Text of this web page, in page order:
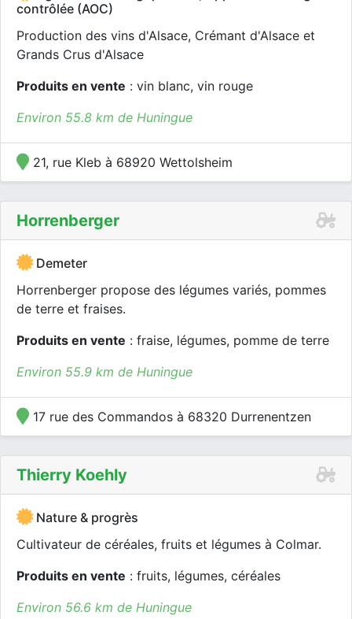
contrôlée (AOC)
Production des vins d'Alsace, Crémant d'Alsace et
Grands Crus d'Alsace
Produits en vente : vin blanc, vin rouge
Environ 55.8 km de Huningue
21, rue Kleb à 68920 Wettolsheim
Horrenberger
Demeter
Horrenberger propose des légumes variés, pommes
de terre et fraises.
Produits en vente : fraise, légumes, pomme de terre
Environ 55.9 km de Huningue
17 rue des Commandos à 68320 Durrenentzen
Thierry Koehly
Nature & progrès
Cultivateur de céréales, fruits et légumes à Colmar.
Produits en vente : fruits, légumes, céréales
Environ 56.6 km de Huningue